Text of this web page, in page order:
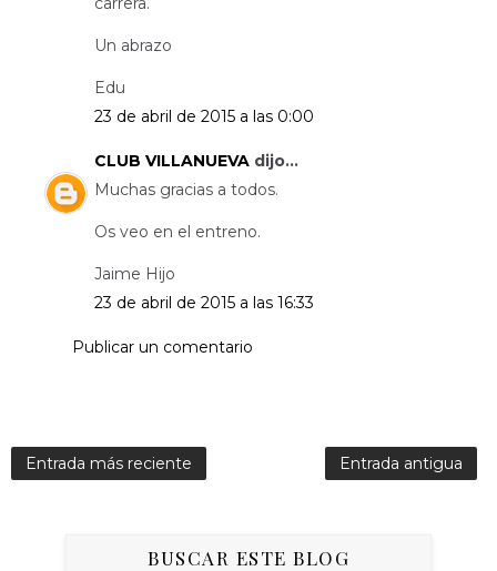
Un abrazo
Edu
23 de abril de 2015 a las 0:00
CLUB VILLANUEVA dijo...
Muchas gracias a todos.
Os veo en el entreno.
Jaime Hijo
23 de abril de 2015 a las 16:33
Publicar un comentario
Entrada más reciente Entrada antigua
BUSCAR ESTE BLOG